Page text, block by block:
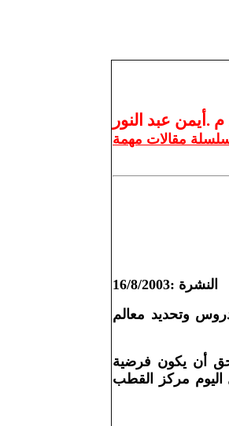
.أيمن عبد النور
سلسلة مقالات مهمة
النشرة :16/8/2003
وتحديد معالم
أن يكون فرضية
اليوم مركز القطب